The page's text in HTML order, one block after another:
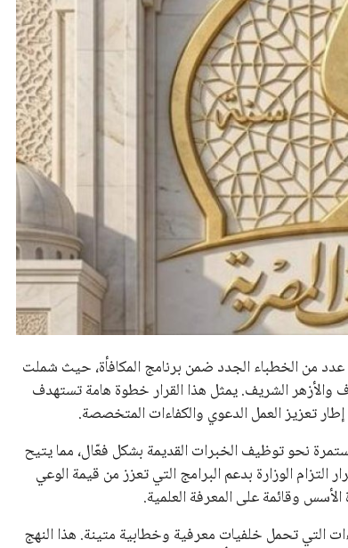
عدد من الخطباء الجدد ضمن برنامج المكافأة، حيث شملت
الأوقاف والأزهر الشريف. يمثل هذا القرار خطوة هامة تستهدف
إطار تعزيز العمل الدعوي والكفاءات المتخصصة.
نحو توظيف الخبرات القديمة بشكل فعّال، مما يتيح
الوزارة بدعم البرامج التي تعزز من قيمة الوعي
وقائمة على المعرفة العلمية.
التي تحمل خلفيات معرفية وخطابية متينة. هذا النهج